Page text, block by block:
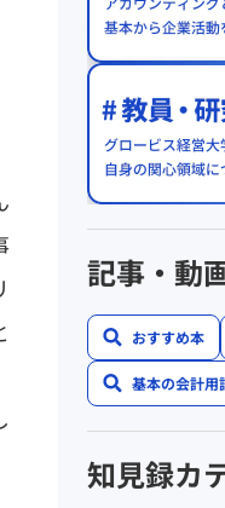
記事・動
おすすめ本
基本の会計用
知見録カ